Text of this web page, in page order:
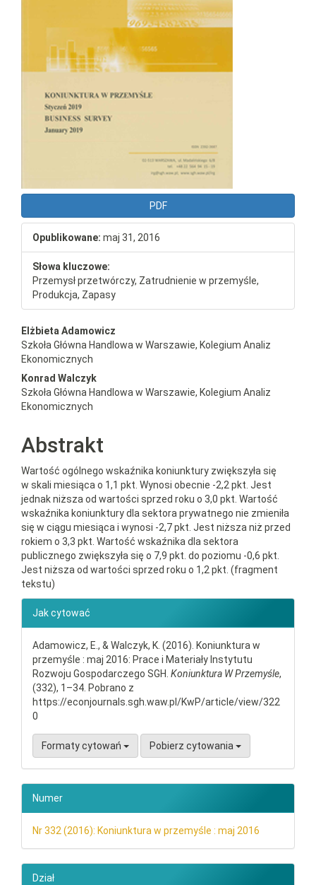
PDF
Opublikowane: maj 31, 2016
Słowa kluczowe:
Przemysł przetwórczy, Zatrudnienie w przemyśle,
Produkcja, Zapasy
Elżbieta Adamowicz
Szkoła Główna Handlowa w Warszawie, Kolegium Analiz
Ekonomicznych
Konrad Walczyk
Szkoła Główna Handlowa w Warszawie, Kolegium Analiz
Ekonomicznych
Abstrakt
Wartość ogólnego wskaźnika koniunktury zwiększyła się
w skali miesiąca o 1,1 pkt. Wynosi obecnie -2,2 pkt. Jest
jednak niższa od wartości sprzed roku o 3,0 pkt. Wartość
wskaźnika koniunktury dla sektora prywatnego nie zmieniła
się w ciągu miesiąca i wynosi -2,7 pkt. Jest niższa niż przed
rokiem o 3,3 pkt. Wartość wskaźnika dla sektora
publicznego zwiększyła się o 7,9 pkt. do poziomu -0,6 pkt.
Jest niższa od wartości sprzed roku o 1,2 pkt. (fragment
tekstu)
Jak cytować
Adamowicz, E., & Walczyk, K. (2016). Koniunktura w
przemyśle : maj 2016: Prace i Materiały Instytutu
Rozwoju Gospodarczego SGH. Koniunktura W Przemyśle,
(332), 1–34. Pobrano z
https://econjournals.sgh.waw.pl/KwP/article/view/322
0
Formaty cytowań Pobierz cytowania
Numer
Nr 332 (2016): Koniunktura w przemyśle : maj 2016
Dział